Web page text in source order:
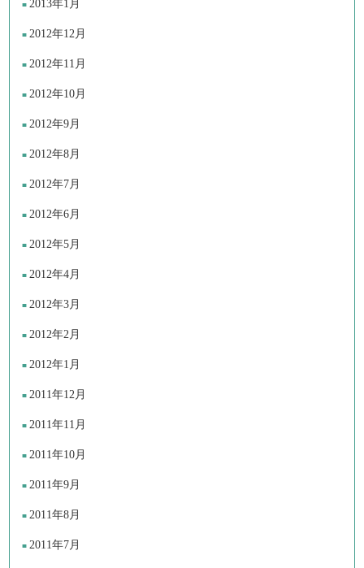
2013年1月
2012年12月
2012年11月
2012年10月
2012年9月
2012年8月
2012年7月
2012年6月
2012年5月
2012年4月
2012年3月
2012年2月
2012年1月
2011年12月
2011年11月
2011年10月
2011年9月
2011年8月
2011年7月